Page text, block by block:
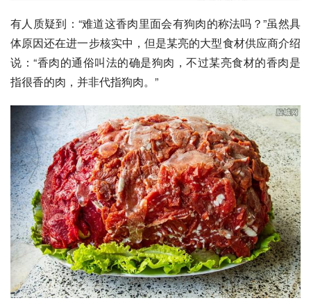
有人质疑到：“难道这香肉里面会有狗肉的称法吗？”虽然具
体原因还在进一步核实中，但是某亮的大型食材供应商介绍
说：“香肉的通俗叫法的确是狗肉，不过某亮食材的香肉是
指很香的肉，并非代指狗肉。”